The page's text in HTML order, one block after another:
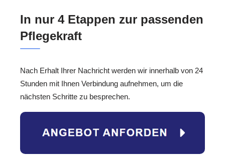
In nur 4 Etappen zur passenden
Pflegekraft
Nach Erhalt Ihrer Nachricht werden wir innerhalb von 24
Stunden mit Ihnen Verbindung aufnehmen, um die
nächsten Schritte zu besprechen.